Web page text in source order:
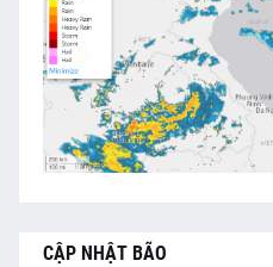
CẬP NHẬT BÃO